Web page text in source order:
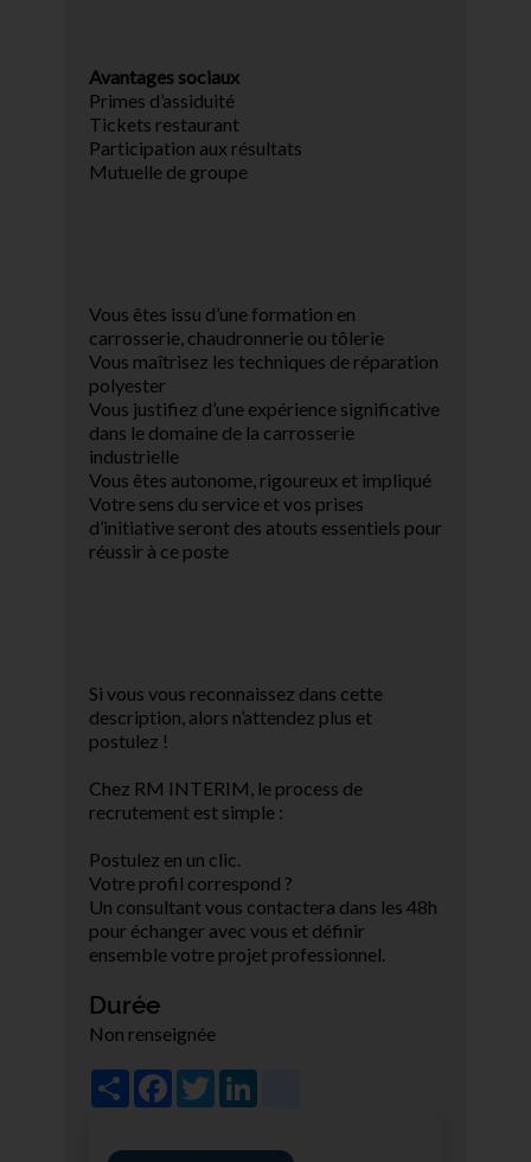
Avantages sociaux
Primes d’assiduité
Tickets restaurant
Participation aux résultats
Mutuelle de groupe
Vous êtes issu d’une formation en
carrosserie, chaudronnerie ou tôlerie
Vous maîtrisez les techniques de réparation
polyester
Vous justifiez d’une expérience significative
dans le domaine de la carrosserie
industrielle
Vous êtes autonome, rigoureux et impliqué
Votre sens du service et vos prises
d’initiative seront des atouts essentiels pour
réussir à ce poste
Si vous vous reconnaissez dans cette
description, alors n’attendez plus et
postulez !
Chez RM INTERIM, le process de
recrutement est simple :
Postulez en un clic.
Votre profil correspond ?
Un consultant vous contactera dans les 48h
pour échanger avec vous et définir
ensemble votre projet professionnel.
Durée
Non renseignée
Share Facebook
Twitter